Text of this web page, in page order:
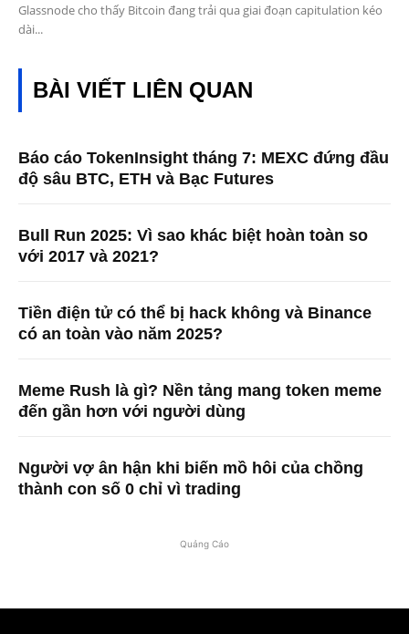
Glassnode cho thấy Bitcoin đang trải qua giai đoạn capitulation kéo
dài...
BÀI VIẾT LIÊN QUAN
Báo cáo TokenInsight tháng 7: MEXC đứng đầu
độ sâu BTC, ETH và Bạc Futures
Bull Run 2025: Vì sao khác biệt hoàn toàn so
với 2017 và 2021?
Tiền điện tử có thể bị hack không và Binance
có an toàn vào năm 2025?
Meme Rush là gì? Nền tảng mang token meme
đến gần hơn với người dùng
Người vợ ân hận khi biến mồ hôi của chồng
thành con số 0 chỉ vì trading
Quảng Cáo